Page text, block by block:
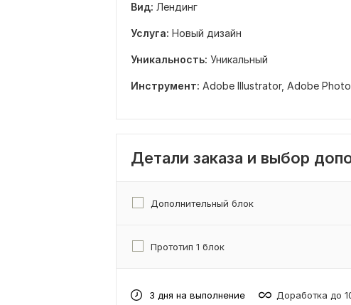
Вид: Лендинг
Услуга: Новый дизайн
Уникальность: Уникальный
Инструмент: Adobe Illustrator, Adobe
Детали заказа и выбор
Дополнительный блок
Прототип 1 блок
3 дня на выполнение Доработка до